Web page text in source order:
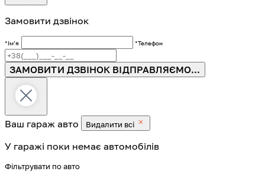
Замовити дзвінок
*Імʼя *Телефон
ЗАМОВИТИ ДЗВІНОК ВІДПРАВЛЯЄМО...
Ваш гараж авто Видалити всі
У гаражі поки немає автомобілів
Фільтрувати по авто